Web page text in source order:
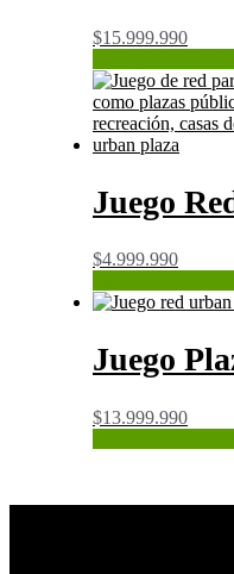
$15.999.990
Juego
$4.999.990
Juego
$13.999.990